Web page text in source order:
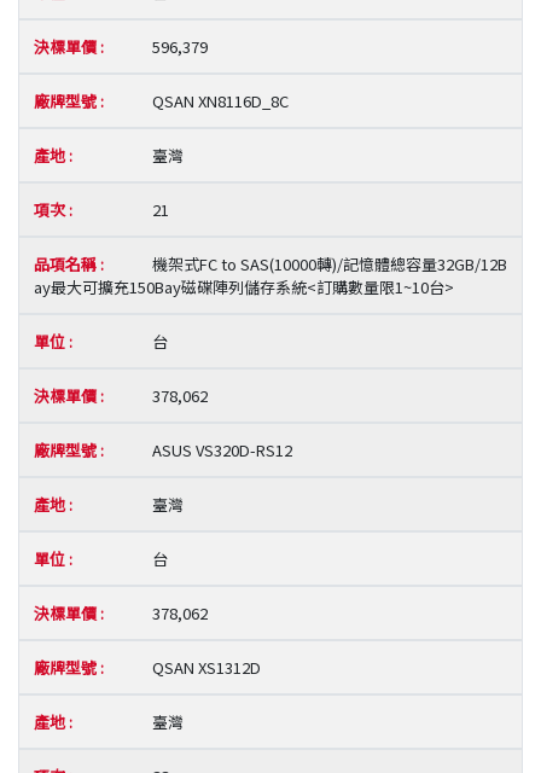
596,379
QSAN XN8116D_8C
臺灣
21
機架式FC to SAS(10000轉)/記憶體總容量32GB/12B
ay最大可擴充150Bay磁碟陣列儲存系統<訂購數量限1~10台>
台
378,062
ASUS VS320D-RS12
臺灣
台
378,062
QSAN XS1312D
臺灣